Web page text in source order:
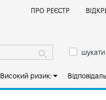
ПРО РЕЄСТР
шукати
Високий ризик: